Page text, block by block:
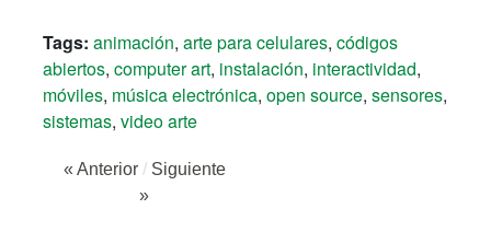
Tags: animación, arte para celulares, códigos
abiertos, computer art, instalación, interactividad,
móviles, música electrónica, open source, sensores,
sistemas, video arte
« Anterior / Siguiente
»